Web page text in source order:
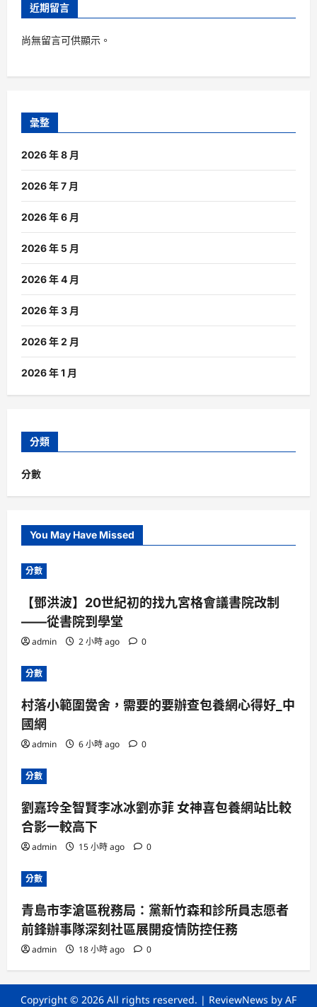
近期留言
尚無留言可供顯示。
彙整
2026 年 8 月
2026 年 7 月
2026 年 6 月
2026 年 5 月
2026 年 4 月
2026 年 3 月
2026 年 2 月
2026 年 1 月
分類
分數
You May Have Missed
分數
【鄧洪波】20世紀初的找九宮格會議書院改制
——從書院到學堂
admin 2 小時 ago 0
分數
村落小範圍黌舍，需要的要辦查包養網心得好_中
國網
admin 6 小時 ago 0
分數
劉嘉玲全智賢李冰冰劉亦菲 女神喜包養網站比較
合影一較高下
admin 15 小時 ago 0
分數
青島市李滄區稅務局：黨新竹森和診所員志愿者
前鋒辦事隊深刻社區展開疫情防控任務
admin 18 小時 ago 0
Copyright © 2026 All rights reserved. | ReviewNews by AF